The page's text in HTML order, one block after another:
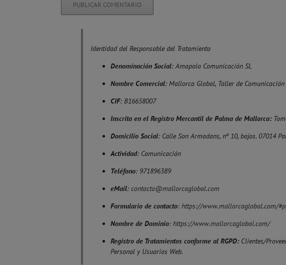
Identidad del Responsable del Tratamiento
Denominación Social: Amapola Comunicación SL
Nombre Comercial: Mallorca Global, Taller de Comunicación
CIF: B16658007
Inscrita en el Registro Mercantil de Palma de Mallorca:
Domicilio Social: Calle Son Armadans, nº 10, bajos. 07014
Actividad: Comunicación
Teléfono: 971896389
eMail: contacto@mallorcaglobal.com
Formulario de contacto: https://www.mallorcaglobal.com/
Nombre de Dominio: https://www.mallorcaglobal.com/
Registro de Tratamientos conforme al RGPD:Clientes/
Personal y Usuarios Web.